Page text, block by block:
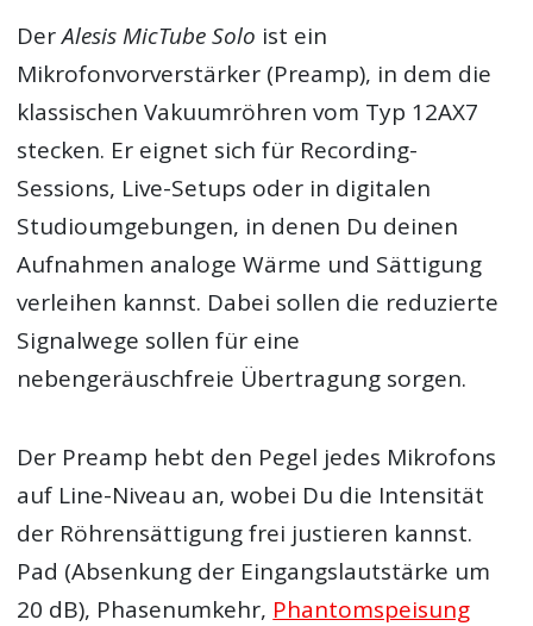
DerAlesis MicTube Solo ist ein
Mikrofonvorverstärker (Preamp), in dem die
klassischen Vakuumröhren vom Typ 12AX7
stecken. Er eignet sich für Recording-
Sessions, Live-Setups oder in digitalen
Studioumgebungen, in denen Du deinen
Aufnahmen analoge Wärme und Sättigung
verleihen kannst. Dabei sollen die reduzierte
Signalwege sollen für eine
nebengeräuschfreie Übertragung sorgen.
Der Preamp hebt den Pegel jedes Mikrofons
auf Line-Niveau an, wobei Du die Intensität
der Röhrensättigung frei justieren kannst.
Pad (Absenkung der Eingangslautstärke um
20 dB), Phasenumkehr, Phantomspeisung